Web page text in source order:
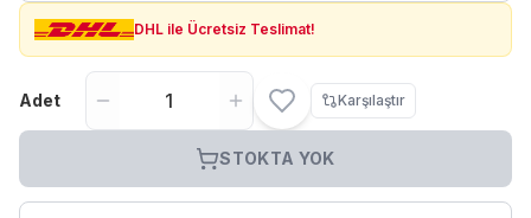
DHL ile Ücretsiz Teslimat!
Adet Karşılaştır
STOKTA YOK